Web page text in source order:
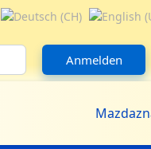
Anmelden